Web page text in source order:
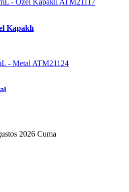
Kapaklı
2026 Cuma